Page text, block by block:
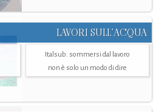
LAVORI SULL’ACQUA
Italsub: sommersi dal lavoro
non è solo un modo di dire